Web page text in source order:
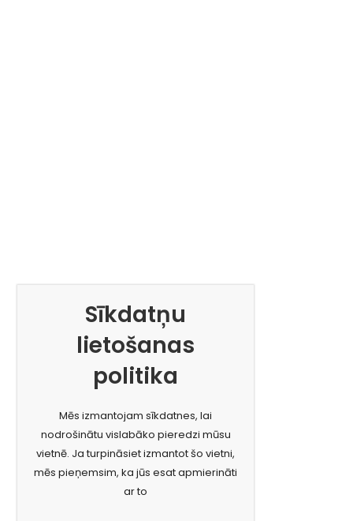
Sīkdatņu
lietošanas
politika
Mēs izmantojam sīkdatnes, lai
nodrošinātu vislabāko pieredzi mūsu
vietnē. Ja turpināsiet izmantot šo vietni,
mēs pieņemsim, ka jūs esat apmierināti
ar to